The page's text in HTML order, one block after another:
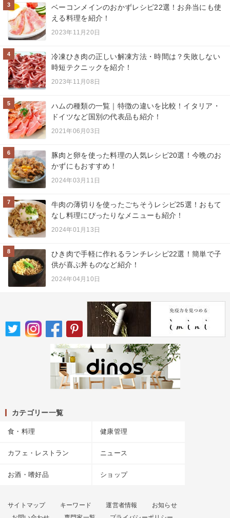
3
ベーコンメインのおかずレシピ22選！お弁当にも使
える料理を紹介！
2023年11月20日
4
冷凍ひき肉の正しい解凍方法・時間は？失敗しない
時短テクニックを紹介！
2023年11月08日
5
ハムの種類の一覧｜特徴の違いを比較！イタリア・
ドイツなど国別の代表品も紹介！
2021年06月03日
6
豚肉と卵を使った料理の人気レシピ20選！今晩のお
かずにもおすすめ！
2024年03月11日
7
牛肉の薄切りを使ったごちそうレシピ25選！おもて
なし料理にぴったりなメニューも紹介！
2024年01月13日
8
ひき肉で手軽に作れるランチレシピ22選！簡単で子
供が喜ぶ丼ものなど紹介！
2024年04月10日
カテゴリー一覧
食・料理 健康管理
カフェ・レストラン ニュース
お酒・嗜好品 ショップ
サイトマップ キーワード 運営者情報
お知らせ